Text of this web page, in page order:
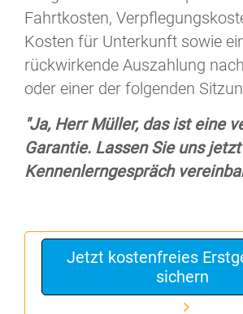
Fahrtkosten,
Kosten für Unterkunft sowie
rückwirkende Auszahlung
oder einer der folgenden
"Ja, Herr Müller, das ist eine
Garantie. Lassen Sie uns
Kennenlerngespräch
Jetzt kostenfreies
sichern